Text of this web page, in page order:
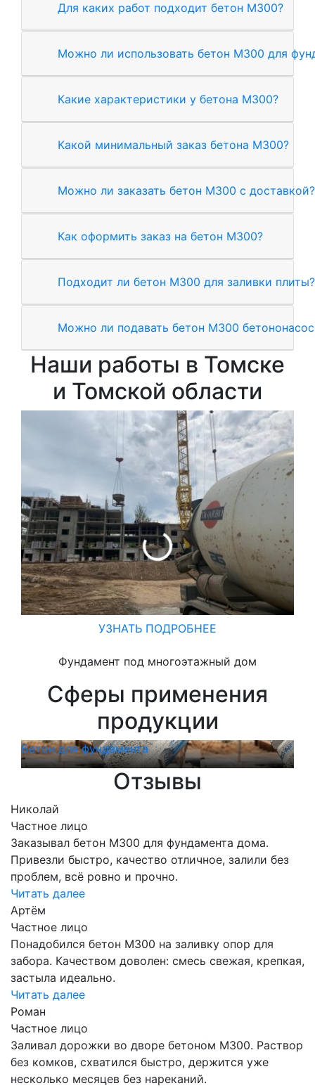
Для каких работ подходит бетон М300?
Можно ли использовать бетон М300 для
Какие характеристики у бетона М300?
Какой минимальный заказ бетона М300?
Можно ли заказать бетон М300 с доставкой?
Как оформить заказ на бетон М300?
Подходит ли бетон М300 для заливки плиты?
Можно ли подавать бетон М300
Наши работы в Томске
и Томской области
УЗНАТЬ ПОДРОБНЕЕ
Фундамент под многоэтажный дом
Сферы применения
продукции
Бетон для фундамента
Отзывы
Николай
Частное лицо
Заказывал бетон М300 для фундамента дома.
Привезли быстро, качество отличное, залили без
проблем, всё ровно и прочно.
Читать далее
Артём
Частное лицо
Понадобился бетон М300 на заливку опор для
забора. Качеством доволен: смесь свежая, крепкая,
застыла идеально.
Читать далее
Роман
Частное лицо
Заливал дорожки во дворе бетоном М300. Раствор
без комков, схватился быстро, держится уже
несколько месяцев без нареканий.